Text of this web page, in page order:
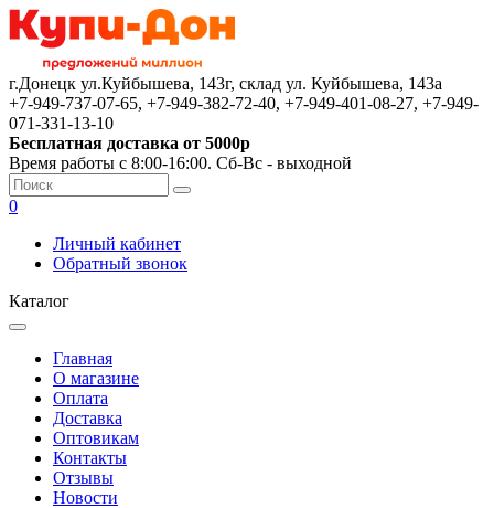
г.Донецк ул.Куйбышева, 143г, склад ул. Куйбышева, 143а
+7-949-737-07-65, +7-949-382-72-40, +7-949-401-08-27, +7-949-
071-331-13-10
Бесплатная доставка от 5000р
Время работы с 8:00-16:00. Сб-Вс - выходной
0
Личный кабинет
Обратный звонок
Каталог
Главная
О магазине
Оплата
Доставка
Оптовикам
Контакты
Отзывы
Новости